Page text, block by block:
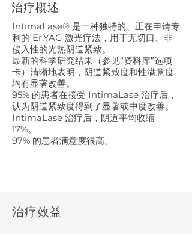
治疗概述
IntimaLase® 是一种独特的、正在申请专
利的 Er:YAG 激光疗法，用于无切口、非
侵入性的光热阴道紧致。
最新的科学研究结果（参见“资料库”选项
卡）清晰地表明，阴道紧致度和性满意度
均有显著改善。
95% 的患者在接受 IntimaLase 治疗后，
认为阴道紧致度得到了显著或中度改善。
IntimaLase 治疗后，阴道平均收缩
17%。
97% 的患者满意度很高。
​治疗效益